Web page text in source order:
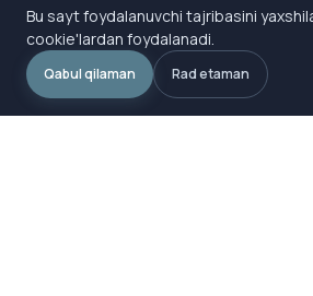
Bu sayt foydalanuvchi tajribasini
cookie'lardan foydalanadi.
Qabul qilaman Rad etaman